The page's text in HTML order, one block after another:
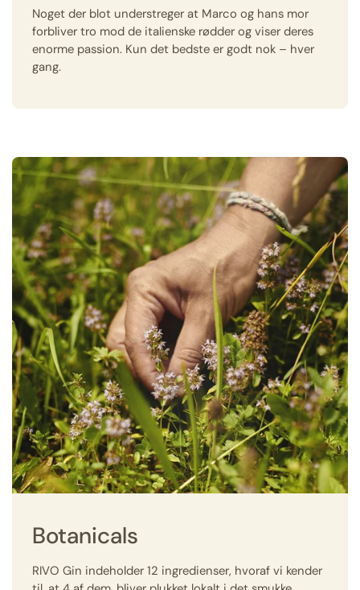
Noget der blot understreger at Marco og hans mor
forbliver tro mod de italienske rødder og viser deres
enorme passion. Kun det bedste er godt nok – hver
gang.
Botanicals
RIVO Gin indeholder 12 ingredienser, hvoraf vi kender